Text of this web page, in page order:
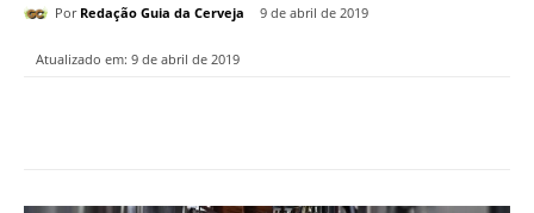
Por Redação Guia da Cerveja 9 de abril de 2019
Atualizado em: 9 de abril de 2019